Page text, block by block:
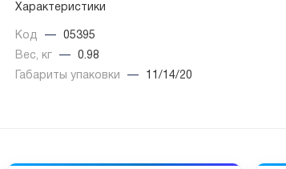
Характеристики
Код —
05395
Вес, кг
—
0.98
Габариты упаковки
— 11/14/20